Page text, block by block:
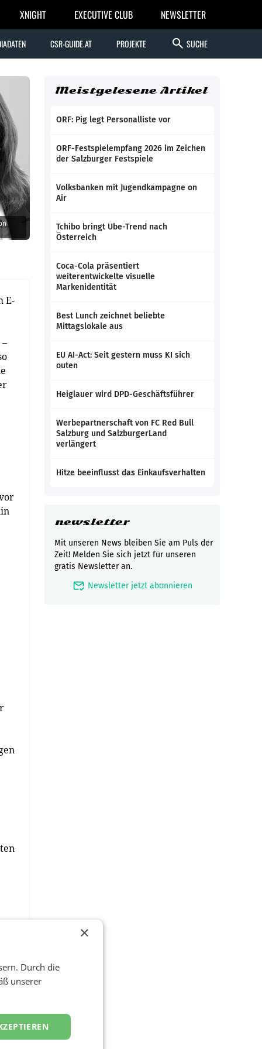
XNIGHT EXECUTIVE CLUB NEWSLETTER
CSR-GUIDE.AT PROJEKTE search SUCHE
E-
Meistgelesene Artikel
ORF: Pig legt Personalliste vor
ORF-Festspielempfang 2026 im Zeichen
der Salzburger Festspiele
Volksbanken mit Jugendkampagne on
Air
Tchibo bringt Ube-Trend nach
Österreich
Coca-Cola präsentiert
weiterentwickelte visuelle
Markenidentität
Best Lunch zeichnet beliebte
Mittagslokale aus
EU AI-Act: Seit gestern muss KI sich
outen
Heiglauer wird DPD-Geschäftsführer
Werbepartnerschaft von FC Red Bull
Salzburg und SalzburgerLand
verlängert
Hitze beeinflusst das Einkaufsverhalten
newsletter
Mit unseren News bleiben Sie am Puls der
Zeit! Melden Sie sich jetzt für unseren
gratis Newsletter an.
mark_email_read Newsletter jetzt abonnieren
×
Durch die
unserer